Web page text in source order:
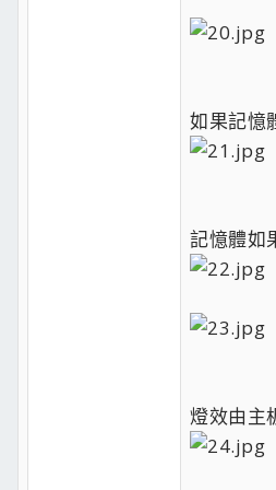
如果記憶
記憶體如
燈效由主